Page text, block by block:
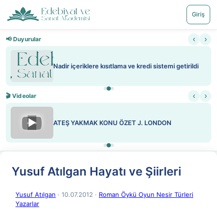
Giriş
📢 Duyurular ‹ ›
Nadir içeriklere kısıtlama ve kredi sistemi getirildi
🎬 Videolar ‹ ›
▶ ATEŞ YAKMAK KONU ÖZET J. LONDON
Yusuf Atılgan Hayatı ve Şiirleri
Yusuf Atılgan · 10.07.2012 · Roman Öykü Oyun Nesir Türleri
Yazarlar